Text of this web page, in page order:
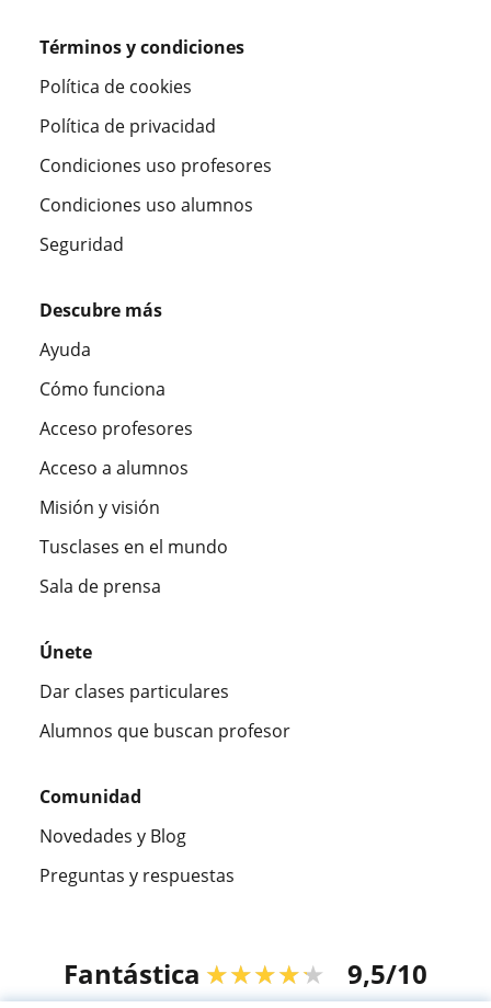
Términos y condiciones
Política de cookies
Política de privacidad
Condiciones uso profesores
Condiciones uso alumnos
Seguridad
Descubre más
Ayuda
Cómo funciona
Acceso profesores
Acceso a alumnos
Misión y visión
Tusclases en el mundo
Sala de prensa
Únete
Dar clases particulares
Alumnos que buscan profesor
Comunidad
Novedades y Blog
Preguntas y respuestas
Fantástica ★★★★★ 9,5/10